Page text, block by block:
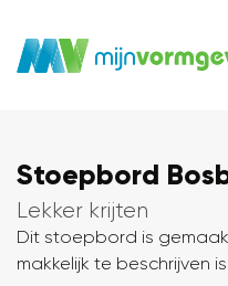
Stoepbord
Lekker krijten
Dit stoepbord is
makkelijk te beschrijven